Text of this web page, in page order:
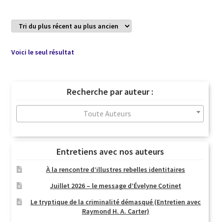
Voici le seul résultat
Recherche par auteur :
Toute Auteurs
Entretiens avec nos auteurs
À la rencontre d’illustres rebelles identitaires
Juillet 2026 – le message d’Évelyne Cotinet
Le tryptique de la criminalité démasqué (Entretien avec
Raymond H. A. Carter)